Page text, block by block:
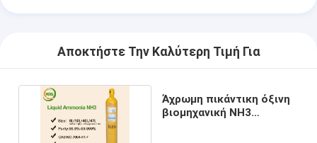
Αποκτήστε Την Καλύτερη Τιμή Για
Άχρωμη πικάντικη όξινη
βιομηχανική NH3